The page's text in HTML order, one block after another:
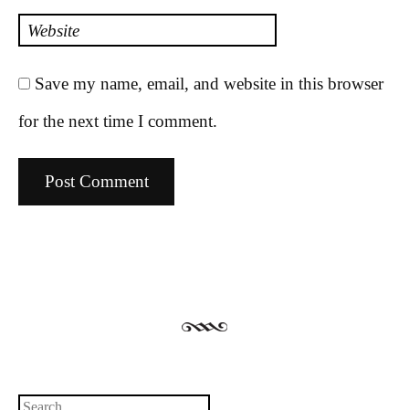
Website
Save my name, email, and website in this browser
for the next time I comment.
Search